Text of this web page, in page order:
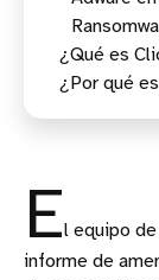
¿Qué es
¿Cómo
¿Por qué
El equipo
informe de